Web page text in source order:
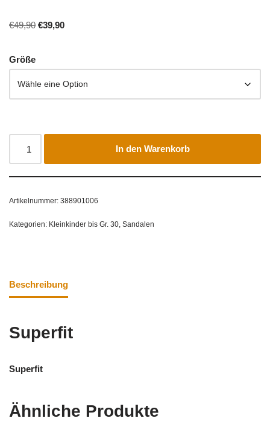
€49,90 €39,90
Größe
In den Warenkorb
Artikelnummer: 388901006
Kategorien: Kleinkinder bis Gr. 30, Sandalen
Beschreibung
Superfit
Superfit
Ähnliche Produkte